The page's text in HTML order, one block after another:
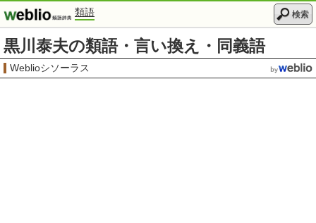
類語 検索
黒川泰夫の類語・言い換え・同義語
Weblioシソーラス